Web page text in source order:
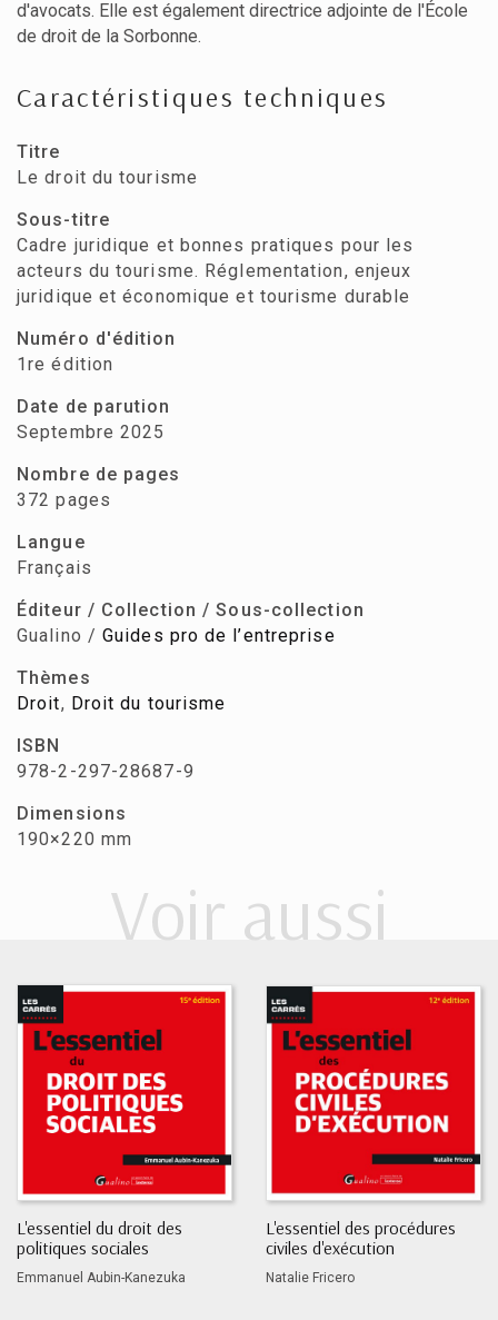
d'avocats. Elle est également directrice adjointe de l'École
de droit de la Sorbonne.
Caractéristiques techniques
Titre
Le droit du tourisme
Sous-titre
Cadre juridique et bonnes pratiques pour les
acteurs du tourisme. Réglementation, enjeux
juridique et économique et tourisme durable
Numéro d'édition
1re édition
Date de parution
Septembre 2025
Nombre de pages
372 pages
Langue
Français
Éditeur / Collection / Sous-collection
Gualino / Guides pro de l’entreprise
Thèmes
Droit, Droit du tourisme
ISBN
978-2-297-28687-9
Dimensions
190×220 mm
Voir aussi
L'essentiel du droit des
politiques sociales
Emmanuel Aubin-Kanezuka
L'essentiel des procédures
civiles d'exécution
Natalie Fricero